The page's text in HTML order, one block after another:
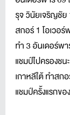
รุจ วินัยเจริญชั
สกอร์ 1 โอเวอ
ทำ 3 อันเดอร์พ
แชมป์ไปครองชน
เกาหลีใต้ ทำสก
แชมป์ครั้งแรกข